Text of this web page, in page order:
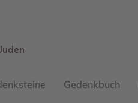
Gedenkbuch